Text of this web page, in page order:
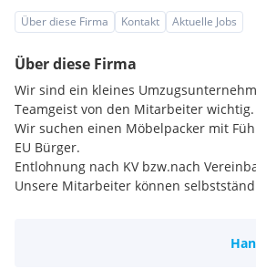
Über diese Firma Kontakt Aktuelle Jobs
Über diese Firma
Wir sind ein kleines
Teamgeist von den Mitarbeiter wichtig.
Wir suchen einen Möbelpacker mit
EU Bürger.
Entlohnung nach KV bzw.nach
Unsere Mitarbeiter können